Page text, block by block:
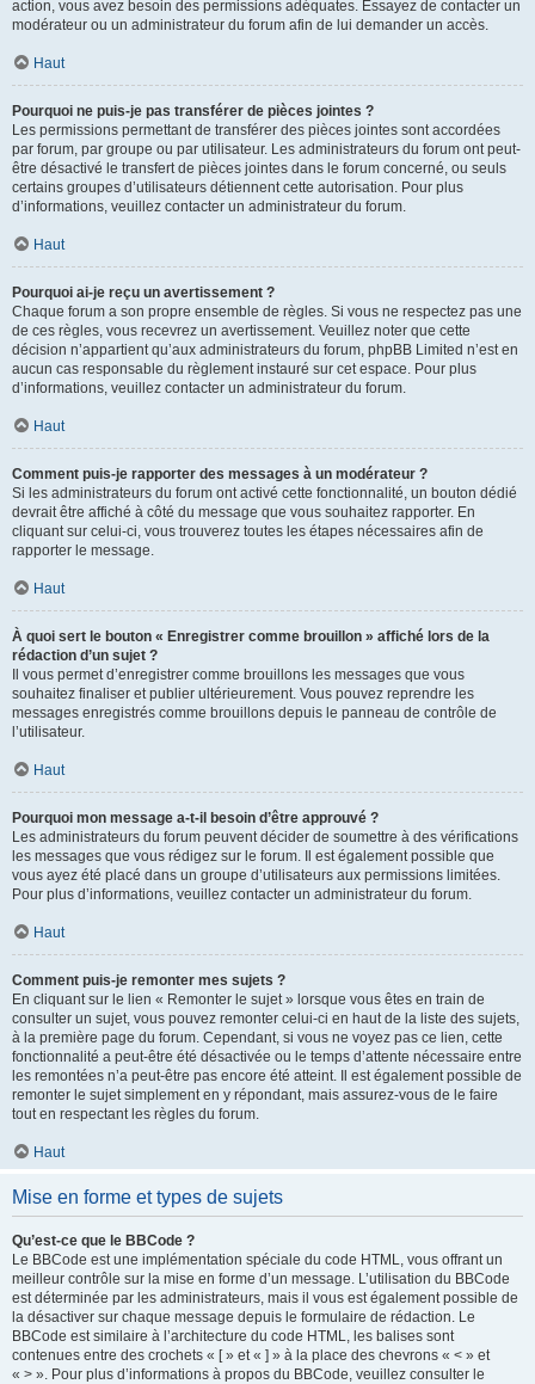
action, vous avez besoin des permissions adéquates. Essayez de contacter un
modérateur ou un administrateur du forum afin de lui demander un accès.
Haut
Pourquoi ne puis-je pas transférer de pièces jointes ?
Les permissions permettant de transférer des pièces jointes sont accordées
par forum, par groupe ou par utilisateur. Les administrateurs du forum ont peut-
être désactivé le transfert de pièces jointes dans le forum concerné, ou seuls
certains groupes d’utilisateurs détiennent cette autorisation. Pour plus
d’informations, veuillez contacter un administrateur du forum.
Haut
Pourquoi ai-je reçu un avertissement ?
Chaque forum a son propre ensemble de règles. Si vous ne respectez pas une
de ces règles, vous recevrez un avertissement. Veuillez noter que cette
décision n’appartient qu’aux administrateurs du forum, phpBB Limited n’est en
aucun cas responsable du règlement instauré sur cet espace. Pour plus
d’informations, veuillez contacter un administrateur du forum.
Haut
Comment puis-je rapporter des messages à un modérateur ?
Si les administrateurs du forum ont activé cette fonctionnalité, un bouton dédié
devrait être affiché à côté du message que vous souhaitez rapporter. En
cliquant sur celui-ci, vous trouverez toutes les étapes nécessaires afin de
rapporter le message.
Haut
À quoi sert le bouton « Enregistrer comme brouillon » affiché lors de la
rédaction d’un sujet ?
Il vous permet d’enregistrer comme brouillons les messages que vous
souhaitez finaliser et publier ultérieurement. Vous pouvez reprendre les
messages enregistrés comme brouillons depuis le panneau de contrôle de
l’utilisateur.
Haut
Pourquoi mon message a-t-il besoin d’être approuvé ?
Les administrateurs du forum peuvent décider de soumettre à des vérifications
les messages que vous rédigez sur le forum. Il est également possible que
vous ayez été placé dans un groupe d’utilisateurs aux permissions limitées.
Pour plus d’informations, veuillez contacter un administrateur du forum.
Haut
Comment puis-je remonter mes sujets ?
En cliquant sur le lien « Remonter le sujet » lorsque vous êtes en train de
consulter un sujet, vous pouvez remonter celui-ci en haut de la liste des sujets,
à la première page du forum. Cependant, si vous ne voyez pas ce lien, cette
fonctionnalité a peut-être été désactivée ou le temps d’attente nécessaire entre
les remontées n’a peut-être pas encore été atteint. Il est également possible de
remonter le sujet simplement en y répondant, mais assurez-vous de le faire
tout en respectant les règles du forum.
Haut
Mise en forme et types de sujets
Qu’est-ce que le BBCode ?
Le BBCode est une implémentation spéciale du code HTML, vous offrant un
meilleur contrôle sur la mise en forme d’un message. L’utilisation du BBCode
est déterminée par les administrateurs, mais il vous est également possible de
la désactiver sur chaque message depuis le formulaire de rédaction. Le
BBCode est similaire à l’architecture du code HTML, les balises sont
contenues entre des crochets « [ » et « ] » à la place des chevrons « < » et
« > ». Pour plus d’informations à propos du BBCode, veuillez consulter le